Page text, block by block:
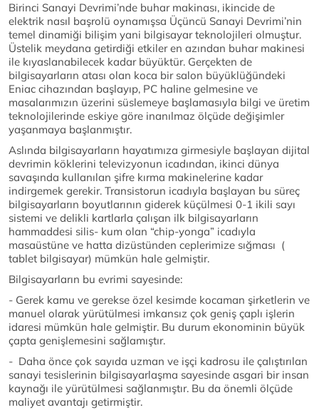
Birinci Sanayi Devrimi’nde buhar makinası, ikincide de
elektrik nasıl başrolü oynamışsa Üçüncü Sanayi Devrimi’nin
temel dinamiği bilişim yani bilgisayar teknolojileri olmuştur.
Üstelik meydana getirdiği etkiler en azından buhar makinesi
ile kıyaslanabilecek kadar büyüktür. Gerçekten de
bilgisayarların atası olan koca bir salon büyüklüğündeki
Eniac cihazından başlayıp, PC haline gelmesine ve
masalarımızın üzerini süslemeye başlamasıyla bilgi ve üretim
teknolojilerinde eskiye göre inanılmaz ölçüde değişimler
yaşanmaya başlanmıştır.
Aslında bilgisayarların hayatımıza girmesiyle başlayan dijital
devrimin köklerini televizyonun icadından, ikinci dünya
savaşında kullanılan şifre kırma makinelerine kadar
indirgemek gerekir. Transistorun icadıyla başlayan bu süreç
bilgisayarların boyutlarının giderek küçülmesi 0-1 ikili sayı
sistemi ve delikli kartlarla çalışan ilk bilgisayarların
hammaddesi silis- kum olan “chip-yonga” icadıyla
masaüstüne ve hatta dizüstünden ceplerimize sığması (
tablet bilgisayar) mümkün hale gelmiştir.
Bilgisayarların bu evrimi sayesinde:
- Gerek kamu ve gerekse özel kesimde kocaman şirketlerin ve
manuel olarak yürütülmesi imkansız çok geniş çaplı işlerin
idaresi mümkün hale gelmiştir. Bu durum ekonominin büyük
çapta genişlemesini sağlamıştır.
- Daha önce çok sayıda uzman ve işçi kadrosu ile çalıştırılan
sanayi tesislerinin bilgisayarlaşma sayesinde asgari bir insan
kaynağı ile yürütülmesi sağlanmıştır. Bu da önemli ölçüde
maliyet avantajı getirmiştir.